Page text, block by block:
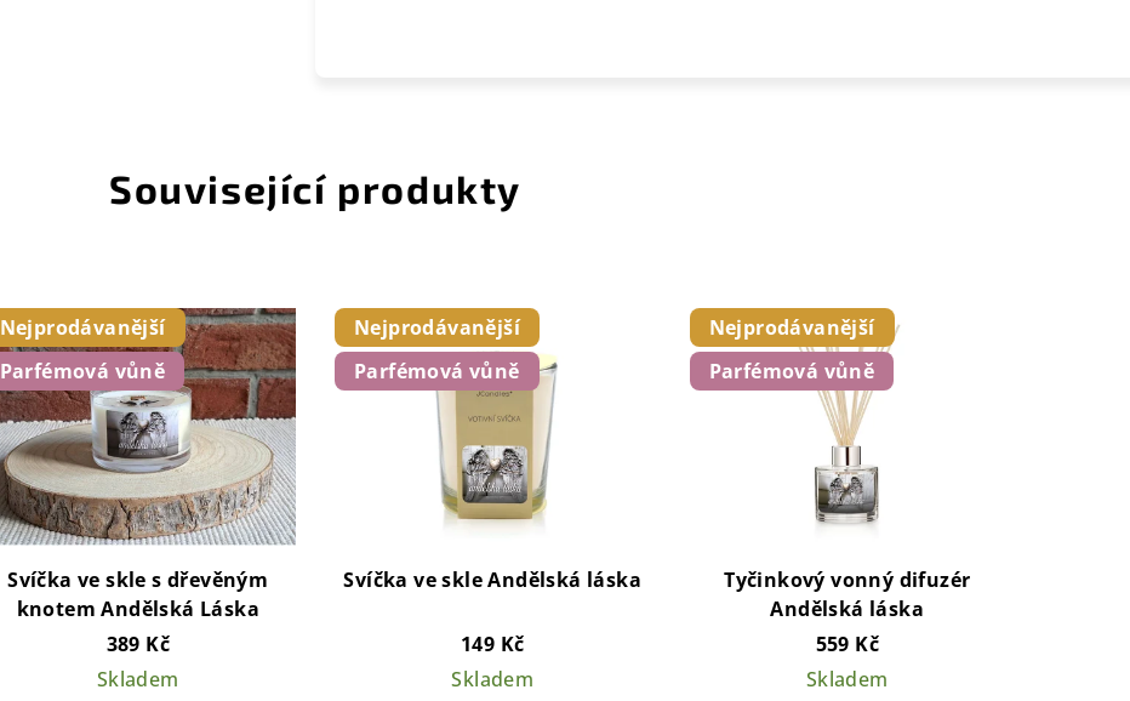
Související produkty
Nejprodávanější
Parfémová vůně
Svíčka ve skle s dřevěným
knotem Andělská Láska
389 Kč
Skladem
Nejprodávanější
Parfémová vůně
Svíčka ve skle Andělská láska
149 Kč
Skladem
Nejprodávanější
Parfémová vůně
Tyčinkový vonný difuzér
Andělská láska
559 Kč
Skladem